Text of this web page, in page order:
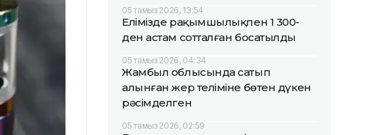
05 тамыз 2026, 13:54
Елімізде рақымшылықпен 1 300-
ден астам сотталған босатылды
05 тамыз 2026, 04:34
Жамбыл облысында сатып
алынған жер теліміне бөтен дүкен
рәсімделген
05 тамыз 2026, 02:59